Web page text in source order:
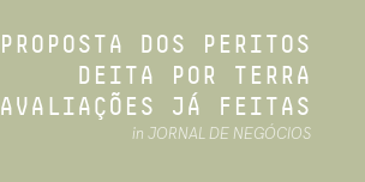
PROPOSTA DOS PERITOS
DEITA POR TERRA
AVALIAÇÕES JÁ FEITAS
in JORNAL DE NEGÓCIOS